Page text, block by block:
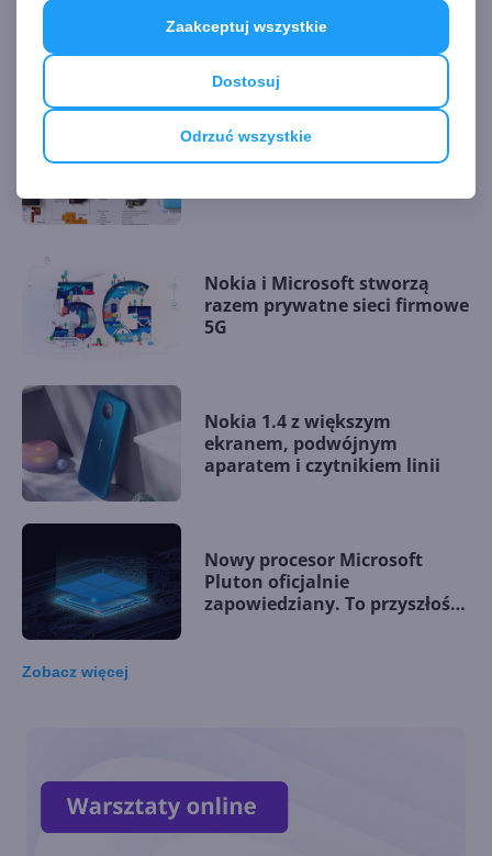
Odrzuć wszystkie
Dostosuj
Zaakceptuj wszystkie
AKTUALNOŚCI Z KATEGORII POZOSTAŁE
URZĄDZENIA
Lumia 520 za 200 dolarów?
Nokia i Microsoft stworzą
razem prywatne sieci firmowe
5G
Nokia 1.4 z większym
ekranem, podwójnym
aparatem i czytnikiem linii
Nowy procesor Microsoft
Pluton oficjalnie
zapowiedziany. To przyszłość
Zobacz więcej